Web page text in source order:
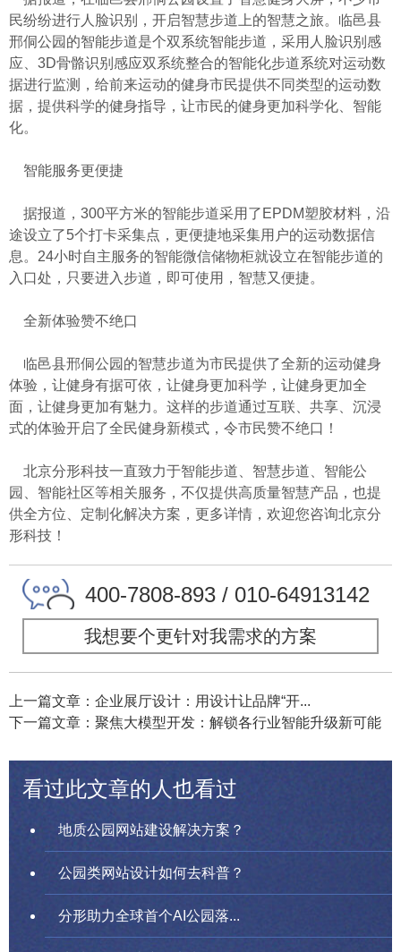
民纷纷进行人脸识别，开启智慧步道上的智慧之旅。临邑县
邢侗公园的智能步道是个双系统智能步道，采用人脸识别感
应、3D骨骼识别感应双系统整合的智能化步道系统对运动数
据进行监测，给前来运动的健身市民提供不同类型的运动数
据，提供科学的健身指导，让市民的健身更加科学化、智能
化。
智能服务更便捷
据报道，300平方米的智能步道采用了EPDM塑胶材料，沿
途设立了5个打卡采集点，更便捷地采集用户的运动数据信
息。24小时自主服务的智能微信储物柜就设立在智能步道的
入口处，只要进入步道，即可使用，智慧又便捷。
全新体验赞不绝口
临邑县邢侗公园的智慧步道为市民提供了全新的运动健身
体验，让健身有据可依，让健身更加科学，让健身更加全
面，让健身更加有魅力。这样的步道通过互联、共享、沉浸
式的体验开启了全民健身新模式，令市民赞不绝口！
北京分形科技一直致力于智能步道、智慧步道、智能公
园、智能社区等相关服务，不仅提供高质量智慧产品，也提
供全方位、定制化解决方案，更多详情，欢迎您咨询北京分
形科技！
400-7808-893 / 010-64913142
我想要个更针对我需求的方案
上一篇文章：企业展厅设计：用设计让品牌“开...
下一篇文章：聚焦大模型开发：解锁各行业智能升级新可能
看过此文章的人也看过
地质公园网站建设解决方案？
公园类网站设计如何去科普？
分形助力全球首个AI公园落...